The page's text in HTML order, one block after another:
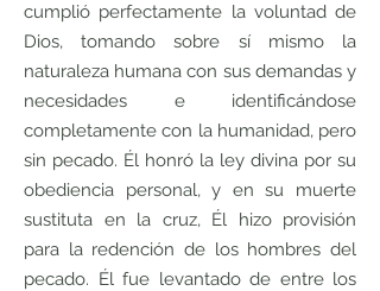
cumplió perfectamente la voluntad de
Dios, tomando sobre sí mismo la
naturaleza humana con sus demandas y
necesidades e identificándose
completamente con la humanidad, pero
sin pecado. Él honró la ley divina por su
obediencia personal, y en su muerte
sustituta en la cruz, Él hizo provisión
para la redención de los hombres del
pecado. Él fue levantado de entre los